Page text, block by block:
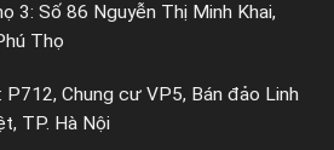
3: Số 86 Nguyễn Thị Minh Khai,
Thọ
Chung cư VP5, Bán đảo Linh
TP. Hà Nội